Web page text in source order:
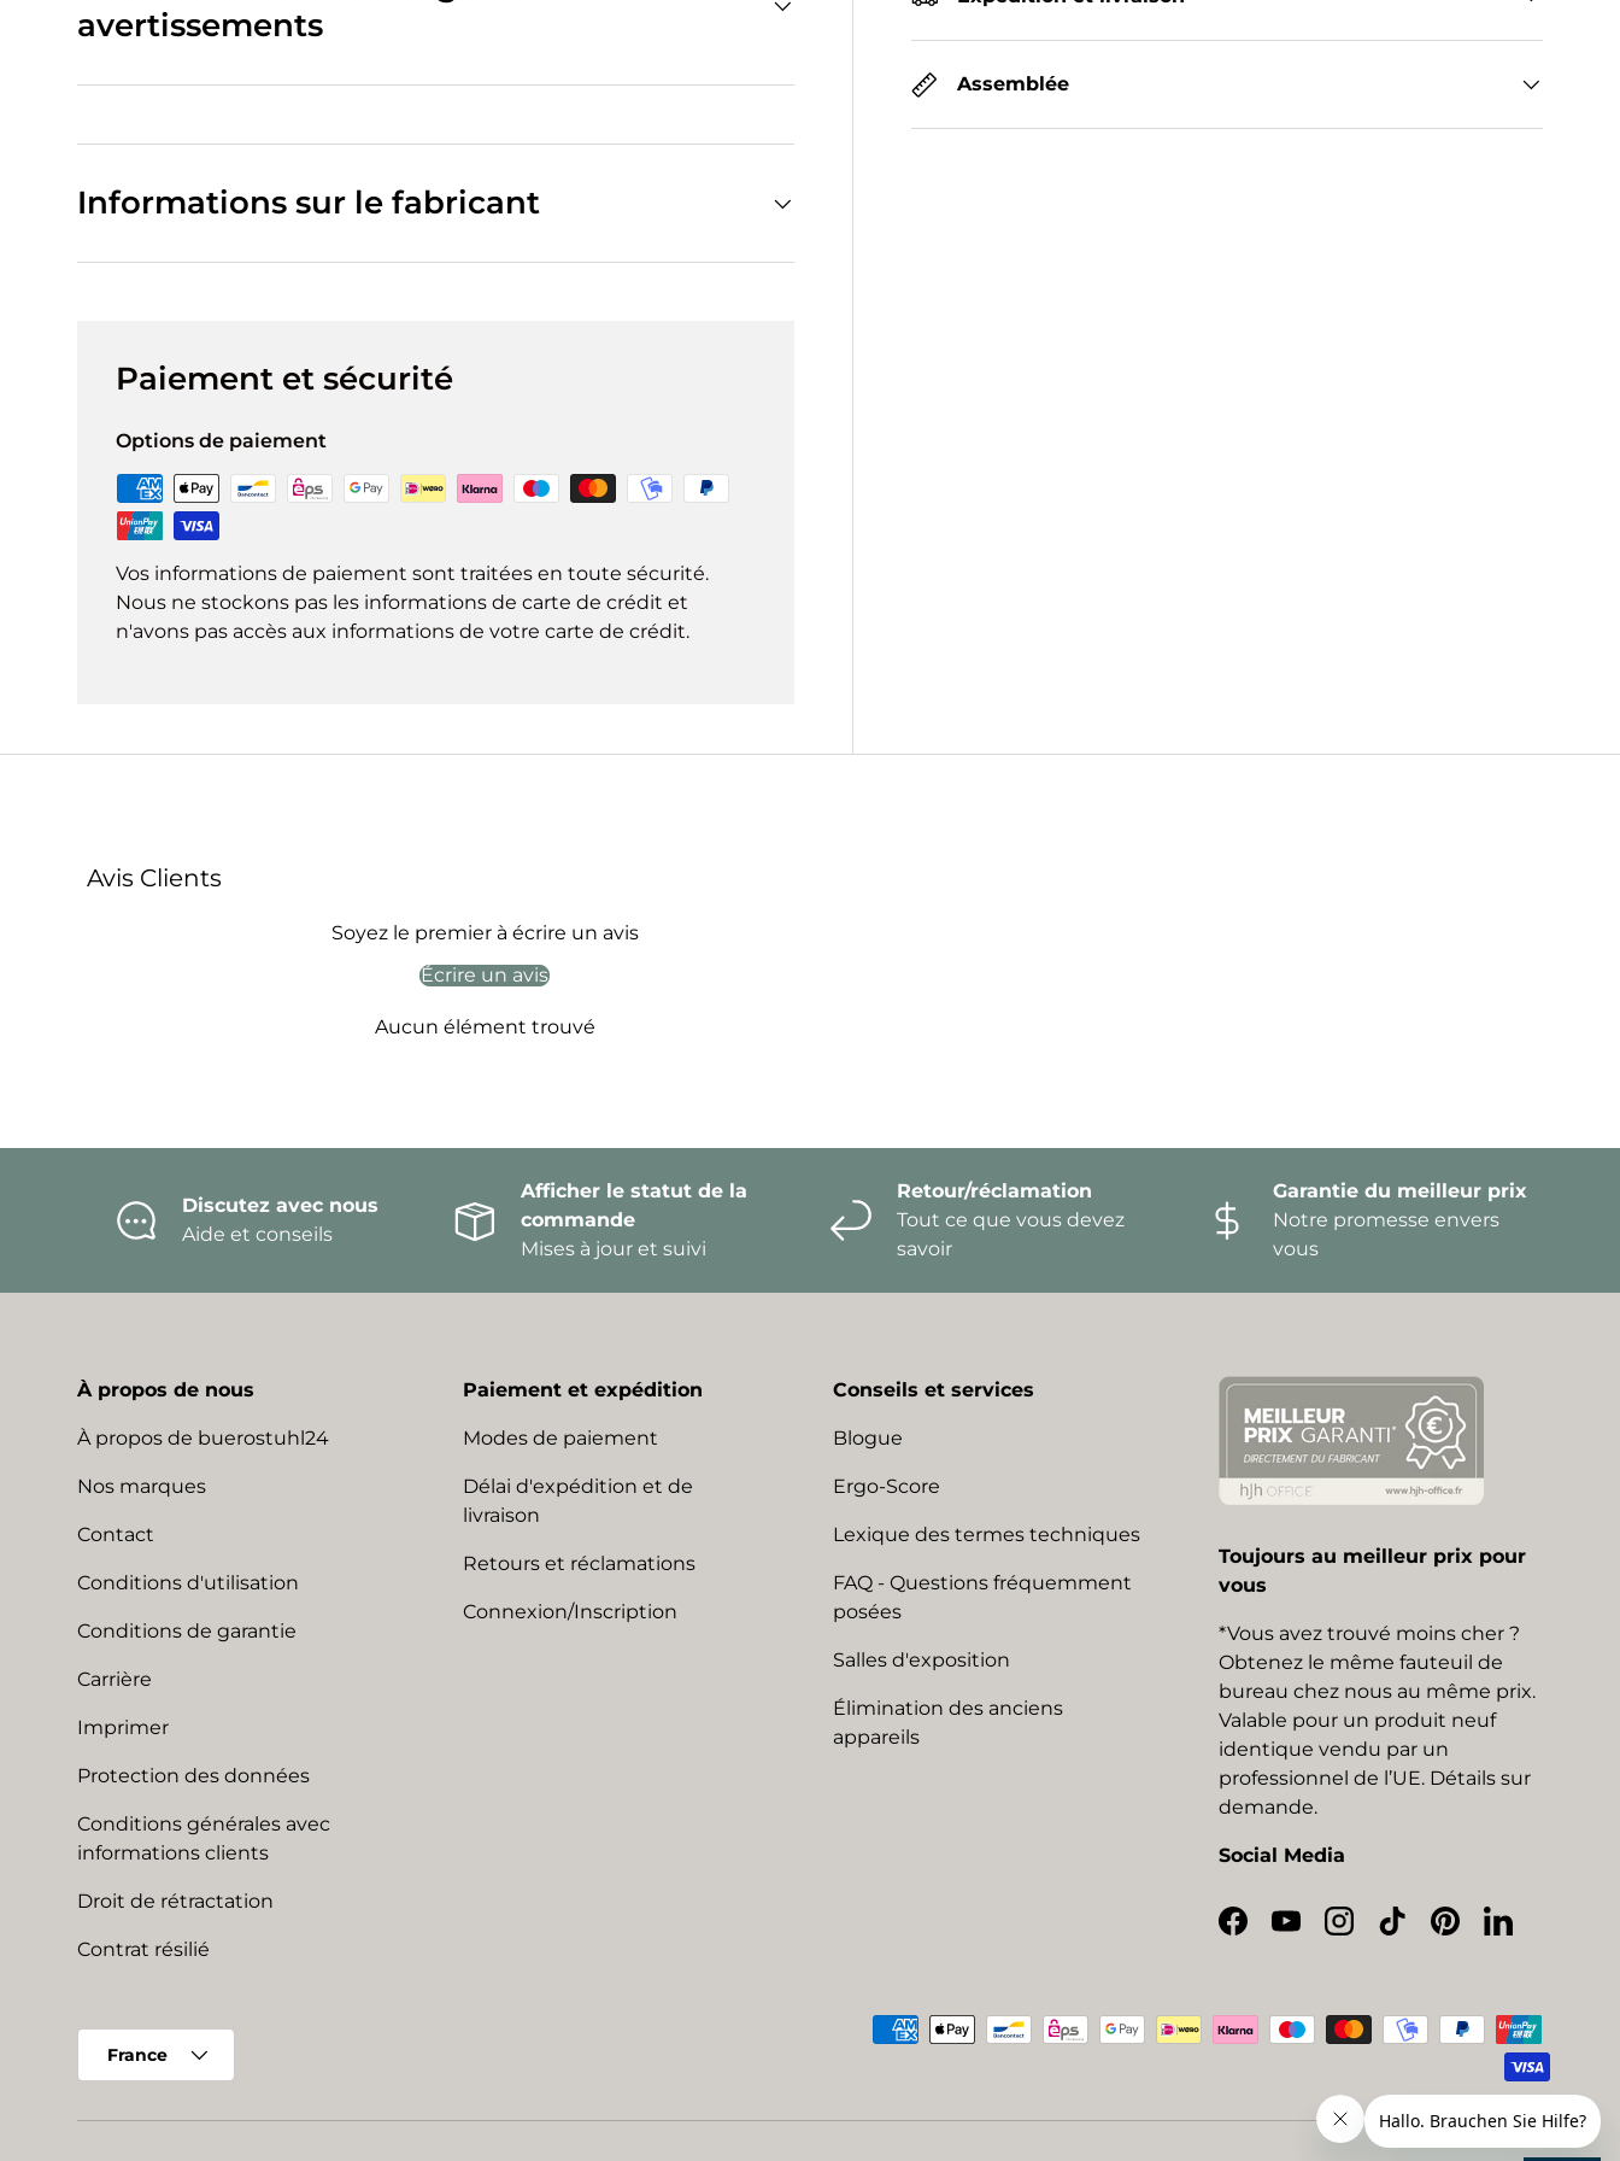
Assemblée
avertissements
Informations sur le fabricant
Paiement et sécurité
Options de paiement
Vos informations de paiement sont traitées en toute sécurité.
Nous ne stockons pas les informations de carte de crédit et
n'avons pas accès aux informations de votre carte de crédit.
Avis Clients
Soyez le premier à écrire un avis
Écrire un avis
Aucun élément trouvé
Discutez avec nous
Aide et conseils
Afficher le statut de la
commande
Mises à jour et suivi
Retour/réclamation
Tout ce que vous devez
savoir
Garantie du meilleur prix
Notre promesse envers
vous
À propos de nous
À propos de buerostuhl24
Nos marques
Contact
Conditions d'utilisation
Conditions de garantie
Carrière
Imprimer
Protection des données
Conditions générales avec
informations clients
Droit de rétractation
Contrat résilié
Paiement et expédition
Modes de paiement
Délai d'expédition et de
livraison
Retours et réclamations
Connexion/Inscription
Conseils et services
Blogue
Ergo-Score
Lexique des termes techniques
FAQ - Questions fréquemment
posées
Salles d'exposition
Élimination des anciens
appareils
Toujours au meilleur prix pour
vous
*Vous avez trouvé moins cher ?
Obtenez le même fauteuil de
bureau chez nous au même prix.
Valable pour un produit neuf
identique vendu par un
professionnel de l’UE. Détails sur
demande.
Social Media
Facebook
YouTubeInstagram
TikTokPinterestLinkedIn
Moyens de paiement acceptés
France